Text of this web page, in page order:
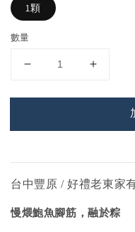
1顆
數量
台中豐原 / 好禮老東家
慢煨鮑魚腳筋，融於粽